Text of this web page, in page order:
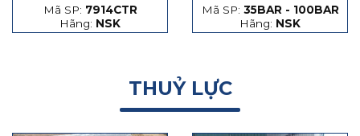
Mã SP: 7914CTR
Hãng: NSK
hạt thép và hạt gốm
Mã SP: 35BAR - 100BAR
Hãng: NSK
THUỶ LỰC